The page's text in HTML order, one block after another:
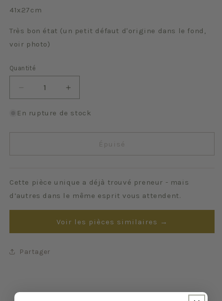
41x27cm
Très bon état (un petit défaut d'origine dans le fond,
voir photo)
Quantité
Quantité
Réduire
la
quantité
Les
Augmenter
la
quantité
Les
Violettes
En rupture de stock
Épuisé
Cette pièce unique a déjà trouvé preneur - mais
d’autres dans le même esprit vous attendent.
Voir les pièces similaires →
Partager